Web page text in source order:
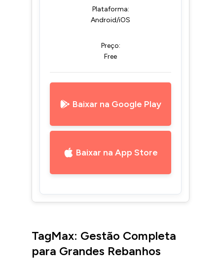
Plataforma:
Android/iOS
Preço:
Free
Baixar na Google Play
Baixar na App Store
TagMax: Gestão Completa
para Grandes Rebanhos